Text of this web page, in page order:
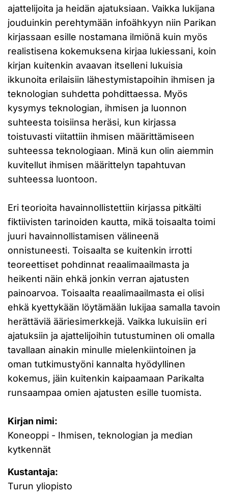
ajattelijoita ja heidän ajatuksiaan. Vaikka lukijana
jouduinkin perehtymään infoähkyyn niin Parikan
kirjassaan esille nostamana ilmiönä kuin myös
realistisena kokemuksena kirjaa lukiessani, koin
kirjan kuitenkin avaavan itselleni lukuisia
ikkunoita erilaisiin lähestymistapoihin ihmisen ja
teknologian suhdetta pohdittaessa. Myös
kysymys teknologian, ihmisen ja luonnon
suhteesta toisiinsa heräsi, kun kirjassa
toistuvasti viitattiin ihmisen määrittämiseen
suhteessa teknologiaan. Minä kun olin aiemmin
kuvitellut ihmisen määrittelyn tapahtuvan
suhteessa luontoon.
Eri teorioita havainnollistettiin kirjassa pitkälti
fiktiivisten tarinoiden kautta, mikä toisaalta toimi
juuri havainnollistamisen välineenä
onnistuneesti. Toisaalta se kuitenkin irrotti
teoreettiset pohdinnat reaalimaailmasta ja
heikenti näin ehkä jonkin verran ajatusten
painoarvoa. Toisaalta reaalimaailmasta ei olisi
ehkä kyettykään löytämään lukijaa samalla tavoin
herättäviä ääriesimerkkejä. Vaikka lukuisiin eri
ajatuksiin ja ajattelijoihin tutustuminen oli omalla
tavallaan ainakin minulle mielenkiintoinen ja
oman tutkimustyöni kannalta hyödyllinen
kokemus, jäin kuitenkin kaipaamaan Parikalta
runsaampaa omien ajatusten esille tuomista.
Kirjan nimi:
Koneoppi - Ihmisen, teknologian ja median
kytkennät
Kustantaja:
Turun yliopisto